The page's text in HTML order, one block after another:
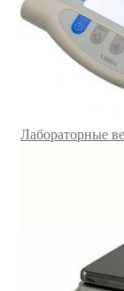
Лабораторные